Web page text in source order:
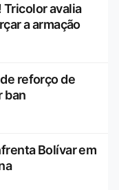
Tricolor avalia
a armação
reforço de
ban
Bolívar em